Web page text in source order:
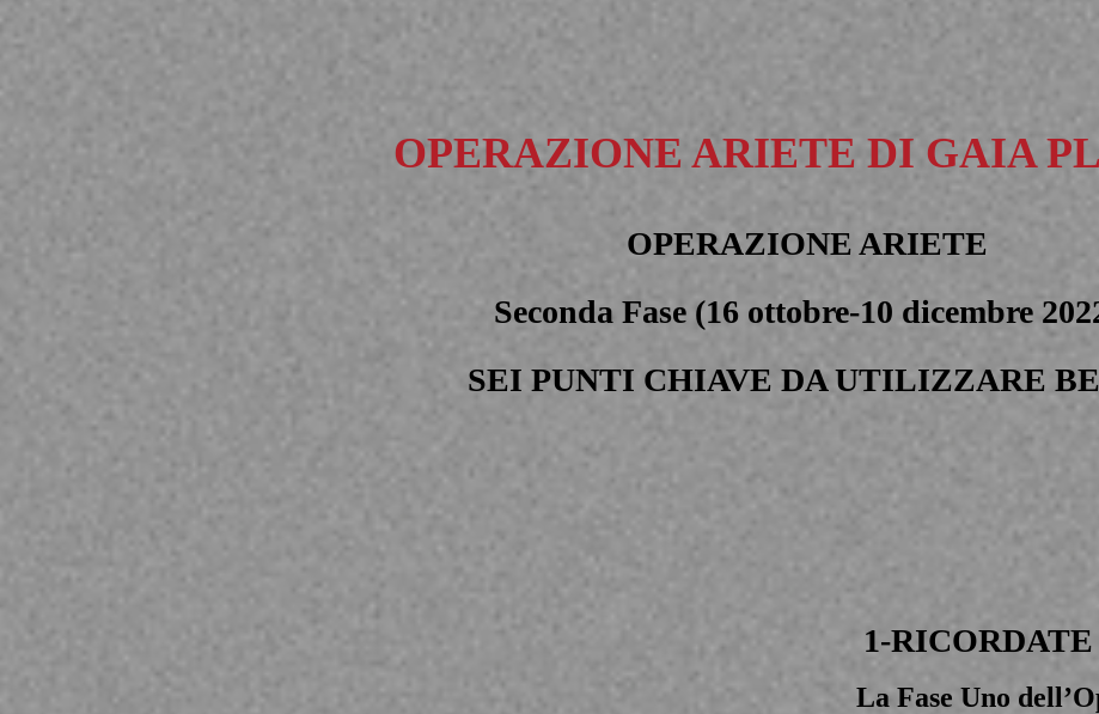
OPERAZIONE ARIETE DI GAIA
OPERAZIONE ARIETE
Seconda Fase (16 ottobre-10 dicembre
SEI PUNTI CHIAVE DA UTILIZZARE
1-
La Fase Uno